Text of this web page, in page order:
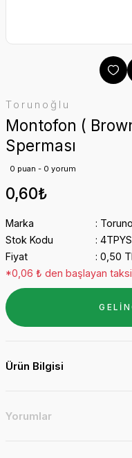
Torunoğlu
Montofon (
Sperması
0 puan - 0 yorum
0,60₺
Marka
Stok Kodu
Fiyat
0,50
*0,06 ₺ den başlayan
Ürün Bilgisi
Yorumlar